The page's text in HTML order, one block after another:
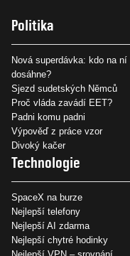
Politika
Nová superdávka: kdo na ní
dosáhne?
Sjezd sudetských Němců
Proč vláda zavádí EET?
Padni komu padni
Výpověď z práce vzor
Divoký kačer
Technologie
SpaceX na burze
Nejlepší telefony
Nejlepší AI zdarma
Nejlepší chytré hodinky